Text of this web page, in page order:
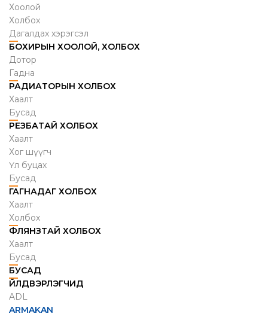
Хоолой
Холбох
Дагалдах хэрэгсэл
БОХИРЫН ХООЛОЙ, ХОЛБОХ
Дотор
Гадна
РАДИАТОРЫН ХОЛБОХ
Хаалт
Бусад
РЕЗБАТАЙ ХОЛБОХ
Хаалт
Хог шүүгч
Үл буцах
Бусад
ГАГНАДАГ ХОЛБОХ
Хаалт
Холбох
ФЛЯНЗТАЙ ХОЛБОХ
Хаалт
Бусад
БУСАД
ҮЙЛДВЭРЛЭГЧИД
ADL
ARMAKAN